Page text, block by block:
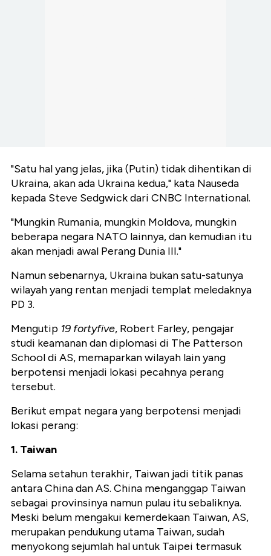
"Satu hal yang jelas, jika (Putin) tidak dihentikan di
Ukraina, akan ada Ukraina kedua," kata Nauseda
kepada Steve Sedgwick dari CNBC International.
"Mungkin Rumania, mungkin Moldova, mungkin
beberapa negara NATO lainnya, dan kemudian itu
akan menjadi awal Perang Dunia III."
Namun sebenarnya, Ukraina bukan satu-satunya
wilayah yang rentan menjadi templat meledaknya
PD 3.
Mengutip 19 fortyfive, Robert Farley, pengajar
studi keamanan dan diplomasi di The Patterson
School di AS, memaparkan wilayah lain yang
berpotensi menjadi lokasi pecahnya perang
tersebut.
Berikut empat negara yang berpotensi menjadi
lokasi perang:
1. Taiwan
Selama setahun terakhir, Taiwan jadi titik panas
antara China dan AS. China menganggap Taiwan
sebagai provinsinya namun pulau itu sebaliknya.
Meski belum mengakui kemerdekaan Taiwan, AS,
merupakan pendukung utama Taiwan, sudah
menyokong sejumlah hal untuk Taipei termasuk